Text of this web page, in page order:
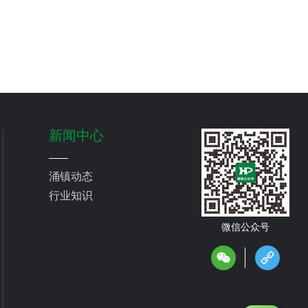
微信公众号
新闻中心
涌镇动态
行业知识